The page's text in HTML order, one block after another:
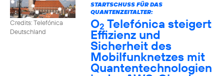
Credits: Telefónica
Deutschland
STARTSCHUSS FÜR DAS
QUANTENZEITALTER:
O2 Telefónica steigert
Effizienz und
Sicherheit des
Mobilfunknetzes mit
Quantentechnologien